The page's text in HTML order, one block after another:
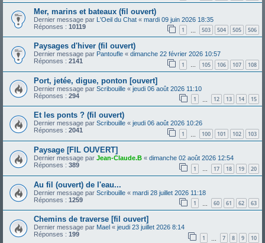
Mer, marins et bateaux (fil ouvert)
Dernier message par L'Oeil du Chat « mardi 09 juin 2026 18:35
Réponses : 10119 1 503 504 505 506
Paysages d'hiver (fil ouvert)
Dernier message par Pantoufle « dimanche 22 février 2026 10:57
Réponses : 2141 1 … 105 106 107 108
Port, jetée, digue, ponton [ouvert]
Dernier message par Scribouille « jeudi 06 août 2026 11:10
Réponses : 294 1 12 13 14 15
Et les ponts ? (fil ouvert)
Dernier message par Scribouille « jeudi 06 août 2026 10:26
Réponses : 2041 1 100 101 102 103
Paysage [FIL OUVERT]
Dernier message par Jean-Claude.B « dimanche 02 août 2026 12:54
Réponses : 389 1 … 17 18 19 20
Au fil (ouvert) de l'eau...
Dernier message par Scribouille « mardi 28 juillet 2026 11:18
Réponses : 1259 1 60 61 62 63
Chemins de traverse [fil ouvert]
Dernier message par Mael « jeudi 23 juillet 2026 8:14
Réponses : 199 1 7 8 9 10